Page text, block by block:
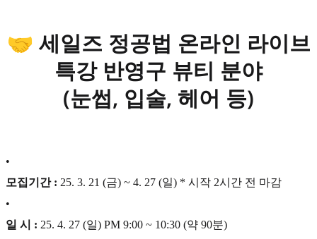
🤝 세일즈 정공법 온라인 라이브
특강 반영구 뷰티 분야
(눈썹, 입술, 헤어 등)
•
모집기간 : 25. 3. 21 (금) ~ 4. 27 (일) * 시작 2시간 전 마감
•
일 시 : 25. 4. 27 (일) PM 9:00 ~ 10:30 (약 90분)